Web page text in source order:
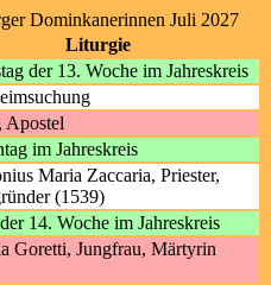
Dominkanerinnen Juli 2027
Liturgie
der 13. Woche im Jahreskreis
Apostel
im Jahreskreis
Maria Zaccaria, Priester,
(1539)
14. Woche im Jahreskreis
Goretti, Jungfrau, Märtyrin